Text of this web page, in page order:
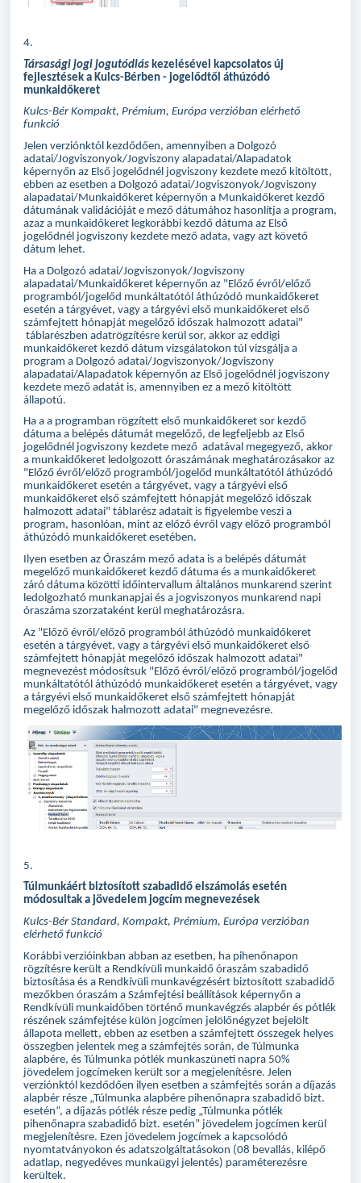
4.
Társasági jogi jogutódlás kezelésével kapcsolatos új
fejlesztések a Kulcs-Bérben - jogelődtől áthúzódó
munkaidőkeret
Kulcs-Bér Kompakt, Prémium, Európa verzióban elérhető
funkció
Jelen verziónktól kezdődően, amennyiben a Dolgozó
adatai/Jogviszonyok/Jogviszony alapadatai/Alapadatok
képernyőn az Első jogelődnél jogviszony kezdete mező kitöltött,
ebben az esetben a Dolgozó adatai/Jogviszonyok/Jogviszony
alapadatai/Munkaidőkeret képernyőn a Munkaidőkeret kezdő
dátumának validációját e mező dátumához hasonlítja a program,
azaz a munkaidőkeret legkorábbi kezdő dátuma az Első
jogelődnél jogviszony kezdete mező adata, vagy azt követő
dátum lehet.
Ha a Dolgozó adatai/Jogviszonyok/Jogviszony
alapadatai/Munkaidőkeret képernyőn az "Előző évről/előző
programból/jogelőd munkáltatótól áthúzódó munkaidőkeret
esetén a tárgyévet, vagy a tárgyévi első munkaidőkeret első
számfejtett hónapját megelőző időszak halmozott adatai"
táblarészben adatrögzítésre kerül sor, akkor az eddigi
munkaidőkeret kezdő dátum vizsgálatokon túl vizsgálja a
program a Dolgozó adatai/Jogviszonyok/Jogviszony
alapadatai/Alapadatok képernyőn az Első jogelődnél jogviszony
kezdete mező adatát is, amennyiben ez a mező kitöltött
állapotú.
Ha a a programban rögzített első munkaidőkeret sor kezdő
dátuma a belépés dátumát megelőző, de legfeljebb az Első
jogelődnél jogviszony kezdete mező adatával megegyező, akkor
a munkaidőkeret ledolgozott óraszámának meghatározásakor az
"Előző évről/előző programból/jogelőd munkáltatótól áthúzódó
munkaidőkeret esetén a tárgyévet, vagy a tárgyévi első
munkaidőkeret első számfejtett hónapját megelőző időszak
halmozott adatai" táblarész adatait is figyelembe veszi a
program, hasonlóan, mint az előző évről vagy előző programból
áthúzódó munkaidőkeret esetében.
Ilyen esetben az Óraszám mező adata is a belépés dátumát
megelőző munkaidőkeret kezdő dátuma és a munkaidőkeret
záró dátuma közötti időintervallum általános munkarend szerint
ledolgozható munkanapjai és a jogviszonyos munkarend napi
óraszáma szorzataként kerül meghatározásra.
Az "Előző évről/előző programból áthúzódó munkaidőkeret
esetén a tárgyévet, vagy a tárgyévi első munkaidőkeret első
számfejtett hónapját megelőző időszak halmozott adatai"
megnevezést módosítsuk "Előző évről/előző programból/jogelőd
munkáltatótól áthúzódó munkaidőkeret esetén a tárgyévet, vagy
a tárgyévi első munkaidőkeret első számfejtett hónapját
megelőző időszak halmozott adatai" megnevezésre.
5.
Túlmunkáért biztosított szabadidő elszámolás esetén
módosultak a jövedelem jogcím megnevezések
Kulcs-Bér Standard, Kompakt, Prémium, Európa verzióban
elérhető funkció
Korábbi verzióinkban abban az esetben, ha pihenőnapon
rögzítésre került a Rendkívüli munkaidő óraszám szabadidő
biztosítása és a Rendkívüli munkavégzésért biztosított szabadidő
mezőkben óraszám a Számfejtési beállítások képernyőn a
Rendkívüli munkaidőben történő munkavégzés alapbér és pótlék
részének számfejtése külön jogcímen jelölőnégyzet bejelölt
állapota mellett, ebben az esetben a számfejtett összegek helyes
összegben jelentek meg a számfejtés során, de Túlmunka
alapbére, és Túlmunka pótlék munkaszüneti napra 50%
jövedelem jogcímeken került sor a megjelenítésre. Jelen
verziónktól kezdődően ilyen esetben a számfejtés során a díjazás
alapbér része „Túlmunka alapbére pihenőnapra szabadidő bizt.
esetén”, a díjazás pótlék része pedig „Túlmunka pótlék
pihenőnapra szabadidő bizt. esetén” jövedelem jogcímen kerül
megjelenítésre. Ezen jövedelem jogcímek a kapcsolódó
nyomtatványokon és adatszolgáltatásokon (08 bevallás, kilépő
adatlap, negyedéves munkaügyi jelentés) paraméterezésre
kerültek.